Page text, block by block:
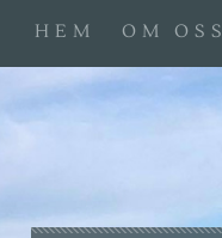
HEM OM OSS